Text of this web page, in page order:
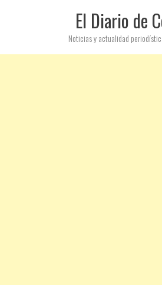
El Diario de
Noticias y actualidad